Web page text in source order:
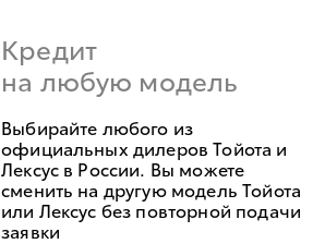
Кредит
на любую модель
Выбирайте любого из
официальных дилеров Тойота и
Лексус в России. Вы можете
сменить на другую модель Тойота
или Лексус без повторной подачи
заявки